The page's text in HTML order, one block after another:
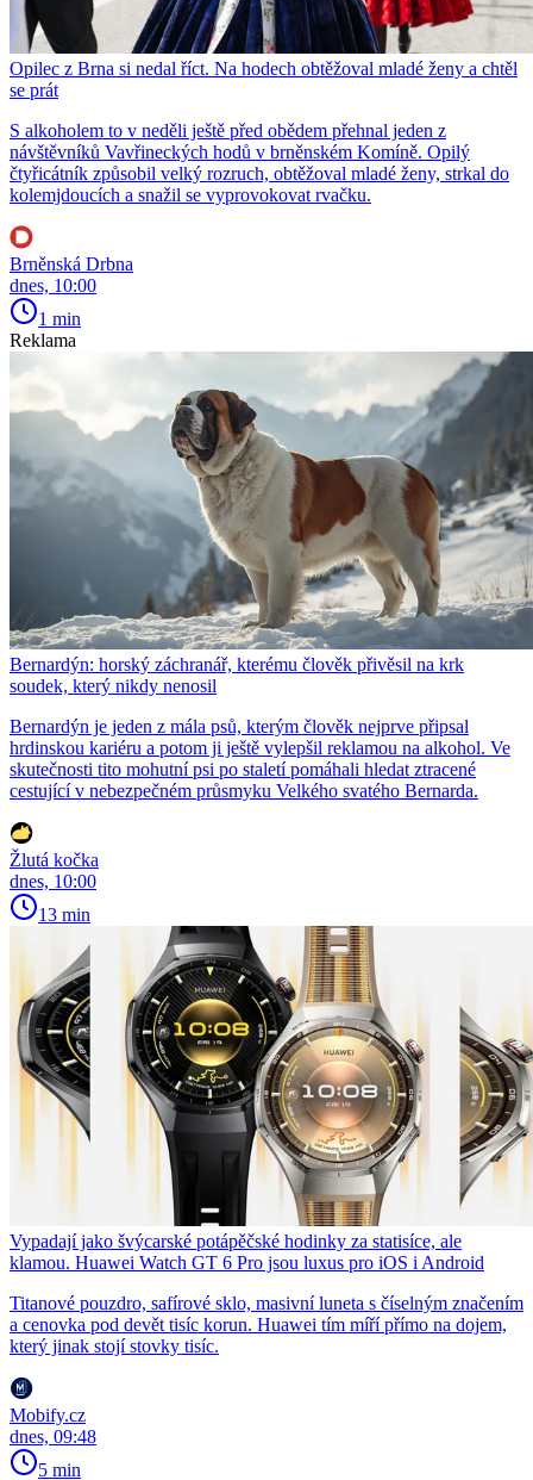
Opilec z Brna si nedal říct. Na hodech obtěžoval mladé ženy a chtěl
se prát
S alkoholem to v neděli ještě před obědem přehnal jeden z
návštěvníků Vavřineckých hodů v brněnském Komíně. Opilý
čtyřicátník způsobil velký rozruch, obtěžoval mladé ženy, strkal do
kolemjdoucích a snažil se vyprovokovat rvačku.
Brněnská Drbna
dnes, 10:00
1 min
Reklama
Bernardýn: horský záchranář, kterému člověk přivěsil na krk
soudek, který nikdy nenosil
Bernardýn je jeden z mála psů, kterým člověk nejprve připsal
hrdinskou kariéru a potom ji ještě vylepšil reklamou na alkohol. Ve
skutečnosti tito mohutní psi po staletí pomáhali hledat ztracené
cestující v nebezpečném průsmyku Velkého svatého Bernarda.
Žlutá kočka
dnes, 10:00
13 min
Vypadají jako švýcarské potápěčské hodinky za statisíce, ale
klamou. Huawei Watch GT 6 Pro jsou luxus pro iOS i Android
Titanové pouzdro, safírové sklo, masivní luneta s číselným značením
a cenovka pod devět tisíc korun. Huawei tím míří přímo na dojem,
který jinak stojí stovky tisíc.
Mobify.cz
dnes, 09:48
5 min